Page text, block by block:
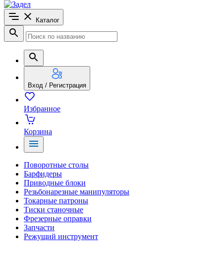
Каталог
Вход / Регистрация
Избранное
Корзина
Поворотные столы
Барфидеры
Приводные блоки
Резьбонарезные манипуляторы
Токарные патроны
Тиски станочные
Фрезерные оправки
Запчасти
Режущий инструмент